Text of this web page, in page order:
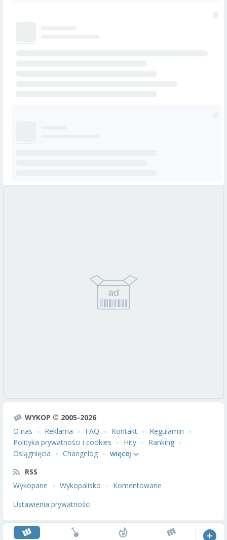
WYKOP © 2005-2026
O nas
Reklama FAQ Kontakt
Regulamin
Polityka prywatności i cookies
Hity
Ranking
Osiągnięcia
Changelog
więcej
RSS
Wykopane
Wykopalisko
Komentowane
Ustawienia prywatności